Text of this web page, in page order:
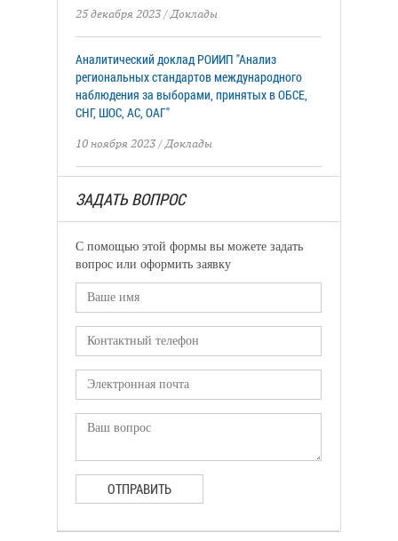
25 декабря 2023 /Доклады
Аналитический доклад РОИИП "Анализ
региональных стандартов международного
наблюдения за выборами, принятых в ОБСЕ,
СНГ, ШОС, АС, ОАГ"
10 ноября 2023 /Доклады
ЗАДАТЬ ВОПРОС
С помощью этой формы вы можете задать
вопрос или оформить заявку
ОТПРАВИТЬ